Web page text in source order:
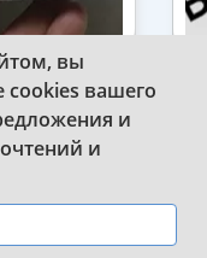
НА
вы
cookies вашего
и
и